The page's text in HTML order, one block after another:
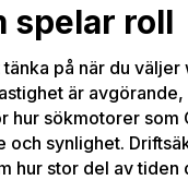
spelar roll
på när du
är
hur sökmotorer som
och synlighet.
hur stor del av tiden